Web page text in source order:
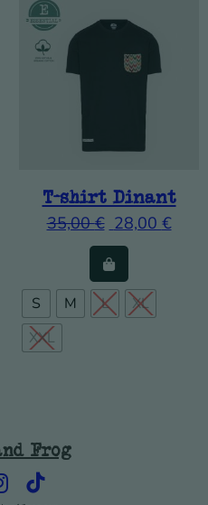
has multiple variants. The
T-shirt Dinant
35,00€ 28,00 €
S M L
XL
XXL
Frog